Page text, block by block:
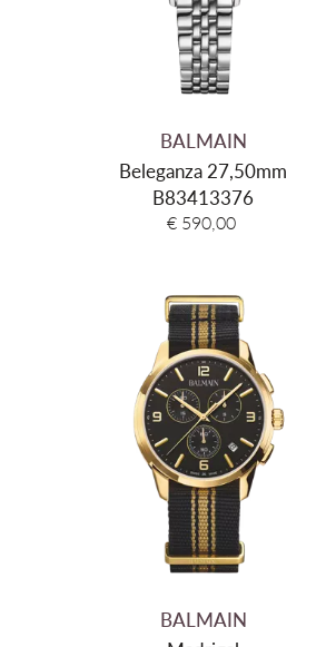
BALMAIN
Beleganza 27,50mm
B83413376
€ 590,00
BALMAIN